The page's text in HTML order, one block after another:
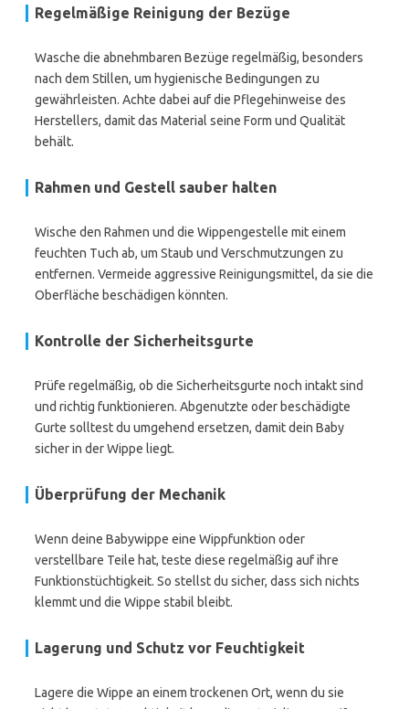
Regelmäßige Reinigung der Bezüge
Wasche die abnehmbaren Bezüge regelmäßig, besonders
nach dem Stillen, um hygienische Bedingungen zu
gewährleisten. Achte dabei auf die Pflegehinweise des
Herstellers, damit das Material seine Form und Qualität
behält.
Rahmen und Gestell sauber halten
Wische den Rahmen und die Wippengestelle mit einem
feuchten Tuch ab, um Staub und Verschmutzungen zu
entfernen. Vermeide aggressive Reinigungsmittel, da sie die
Oberfläche beschädigen könnten.
Kontrolle der Sicherheitsgurte
Prüfe regelmäßig, ob die Sicherheitsgurte noch intakt sind
und richtig funktionieren. Abgenutzte oder beschädigte
Gurte solltest du umgehend ersetzen, damit dein Baby
sicher in der Wippe liegt.
Überprüfung der Mechanik
Wenn deine Babywippe eine Wippfunktion oder
verstellbare Teile hat, teste diese regelmäßig auf ihre
Funktionstüchtigkeit. So stellst du sicher, dass sich nichts
klemmt und die Wippe stabil bleibt.
Lagerung und Schutz vor Feuchtigkeit
Lagere die Wippe an einem trockenen Ort, wenn du sie